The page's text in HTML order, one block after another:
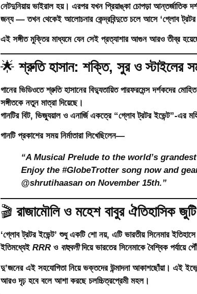
নেটদুনিয়ায় ভাইরাল হয়। এরপর যখন প্রিয়াঙ্কা চোপড়াআন্তর্জাতিক
জন্য — তখন থেকেই আলোচনার কেন্দ্রবিন্দুতে চলে আসে ‘গ্লোব ট্রটর
এই সঙ্গীত মুক্তির মাধ্যমে যেন সেই প্রত্যাশার আগুন আরও তীব্র
🌟শ্রুতি হাসান: শক্তি, সুর ও স্টাইলের
গানের ভিডিওতেশ্রুতি হাসানের বিদ্যুতায়িত পারফরমেন্সদর্শকদের
সঙ্গীতকে নতুন মাত্রা দিয়েছে।
গানটির বিট, ভিজ্যুয়াল ও এনার্জি একত্রে “গ্লোব ট্রটর ইভেন্ট”-এর
গানটি প্রকাশের সময় নির্মাতারা লিখেছিলেন—
“A Musical Prelude to the world’s
Enjoy the #GlobeTrotter song now and
@shrutihaasan on November 15th.”
🎬 রাজামৌলি ও মহেশ বাবুর ঐতিহাসিক জুটি
‘গ্লোব ট্রটর ইভেন্ট’ শুধু একটি শো নয়, এটি ভারতীয় সিনেমার
ইতিমধ্যেই RRRও বাহুবলীদিয়ে ভারতের সিনেমাকে বৈশ্বিক পর্যায়ে
দু’জনের এই সহযোগিতা নিয়ে ভক্তদের উন্মাদনা আকাশছোঁয়া। এই
আরও দৃঢ় হবে বলে আশা করছে চলচ্চিত্রপ্রেমী মহল।